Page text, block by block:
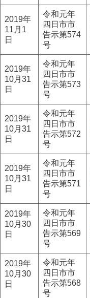
2019年
11月1
日
令和元年
四日市市
告示第574
号
2019年
10月31
日
令和元年
四日市市
告示第573
号
2019年
10月31
日
令和元年
四日市市
告示第572
号
2019年
10月31
日
令和元年
四日市市
告示第571
号
2019年
10月30
日
令和元年
四日市市
告示第569
号
2019年
10月30
日
令和元年
四日市市
告示第568
号